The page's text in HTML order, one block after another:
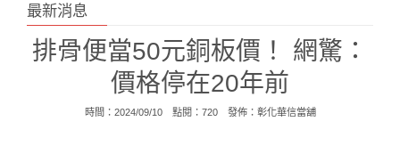
最新消息
排骨便當50元銅板價！ 網驚：
價格停在20年前
時間：2024/09/10 點閱：720 發佈： 彰化華信當舖